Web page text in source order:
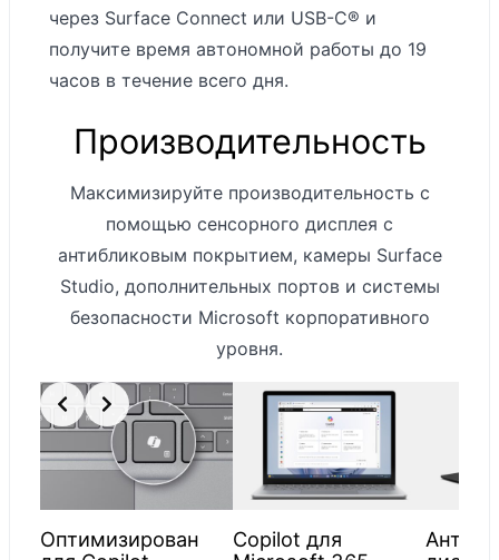
Сенсорный
экран: 13,5-
дюймовый
PixelSense™
2256 x 1504 (201
пиксель на
дюйм)
Соотношение
сторон: 3:2
1300:1
Цветовой
профиль: sRGB и
расширенный
калиброванный
через Surface Connect или USB-C® и
получите время автономной работы до 19
часов в течение всего дня.
Производительность
Максимизируйте производительность с
помощью сенсорного дисплея с
антибликовым покрытием, камеры Surface
Studio, дополнительных портов и системы
безопасности Microsoft корпоративного
уровня.
Оптимизирован
Copilot для